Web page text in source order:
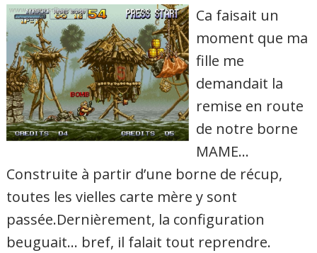
Ca faisait un
moment que ma
fille me
demandait la
remise en route
de notre borne
MAME…
Construite à partir d’une borne de récup,
toutes les vielles carte mère y sont
passée.Dernièrement, la configuration
beuguait… bref, il falait tout reprendre.